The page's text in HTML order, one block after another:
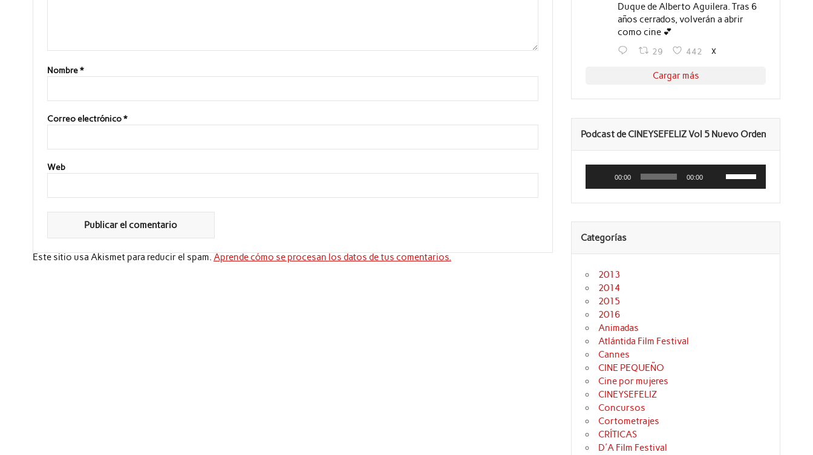
Nombre*
Correo electrónico*
Web
Este sitio usa Akismet para reducir el spam. Aprende cómo se procesan los datos de tus comentarios.
Duque de Alberto Aguilera. Tras 6
años cerrados, volverán a abrir
como cine 💕
29 442 X
Cargar más
Podcast de CINEYSEFELIZ Vol 5 Nuevo Orden
Reproductor
audio
00:00 00:00
las
teclas
flecha
para
Categorías
2013
2014
2015
2016
Animadas
Atlántida Film Festival
Cannes
CINE PEQUEÑO
Cine por mujeres
CINEYSEFELIZ
Concursos
Cortometrajes
CRÍTICAS
D'A Film Festival